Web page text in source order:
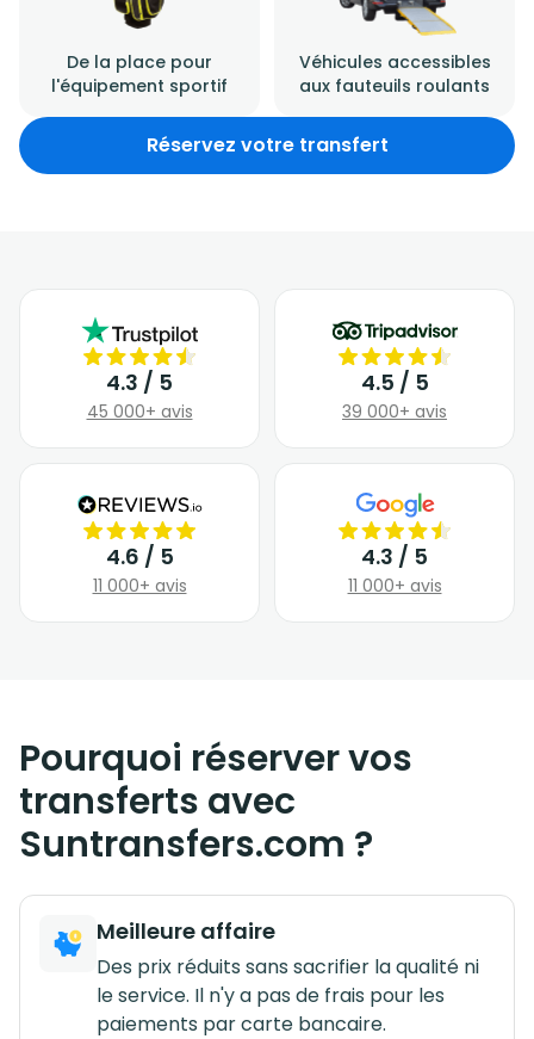
De la place pour
l'équipement sportif
Véhicules accessibles
aux fauteuils roulants
Réservez votre transfert
4.3 / 5
45 000+ avis
4.5 / 5
39 000+ avis
4.6 / 5
11 000+ avis
4.3 / 5
11 000+ avis
Pourquoi réserver vos
transferts avec
Suntransfers.com ?
Meilleure affaire
Des prix réduits sans sacrifier la qualité ni
le service. Il n'y a pas de frais pour les
paiements par carte bancaire.